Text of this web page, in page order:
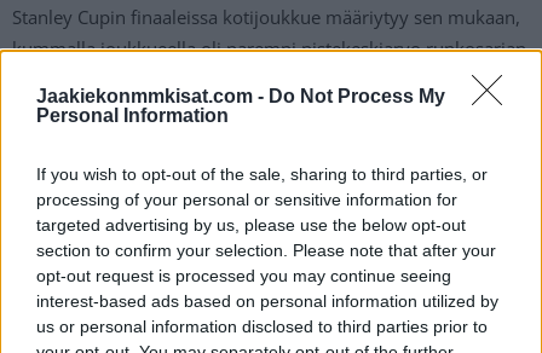
Jaakiekonmmkisat.com - Do Not Process My
Personal Information
If you wish to opt-out of the sale, sharing to third parties, or
processing of your personal or sensitive information for
targeted advertising by us, please use the below opt-out
section to confirm your selection. Please note that after your
opt-out request is processed you may continue seeing
interest-based ads based on personal information utilized by
us or personal information disclosed to third parties prior to
Stanley Cupin finaaleissa kotijoukkue määriytyy sen mukaan,
kummalla joukkueella oli parempi pistekeskiarvo runkosarjan
seitsemästä -systeemillä normaaliin tapaan. NHL:n
pudotuspelit jatkuvat vielä toistaiseksi tuntemattomana
ajankohtana. Se on varmaa, että joukkueilla tulee olemaan
ennen kauden jatkumista useamman viikon mittainen training
camp.